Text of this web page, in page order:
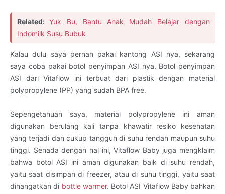
Related:Yuk Bu, Bantu Anak Mudah Belajar dengan
Indomilk Susu Bubuk
Kalau dulu saya pernah pakai kantong ASI nya, sekarang
saya coba pakai botol penyimpan ASI nya. Botol penyimpan
ASI dari Vitaflow ini terbuat dari plastik dengan material
polypropylene (PP) yang sudah BPA free.
Sepengetahuan saya, material polypropylene ini aman
digunakan berulang kali tanpa khawatir resiko kesehatan
yang terjadi dan cukup tangguh di suhu rendah maupun suhu
tinggi. Senada dengan hal ini, Vitaflow Baby juga mengklaim
bahwa botol ASI ini aman digunakan baik di suhu rendah,
yaitu saat disimpan di freezer, atau di suhu tinggi, yaitu saat
dihangatkan di bottle warmer. Botol ASI Vitaflow Baby bahkan